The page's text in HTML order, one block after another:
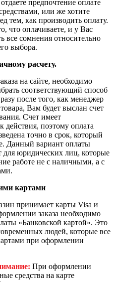
предпочтение оплате
или же хотите
тем, как производить оплату.
что оплачиваете, и у Вас
все сомнения относительно
выбора.
расчету.
на сайте, необходимо
соответствующий способ
после того, как менеджер
Вам будет выслан счет
Счет имеет
действия, поэтому оплата
точно в срок, который
Данный вариант оплаты
для юридических лиц, которые
работе не с наличными, а с
картами
принимает карты Visa и
заказа необходимо
«Банковской картой». Это
людей, которые все
при оформлении
При оформлении
средства на карте